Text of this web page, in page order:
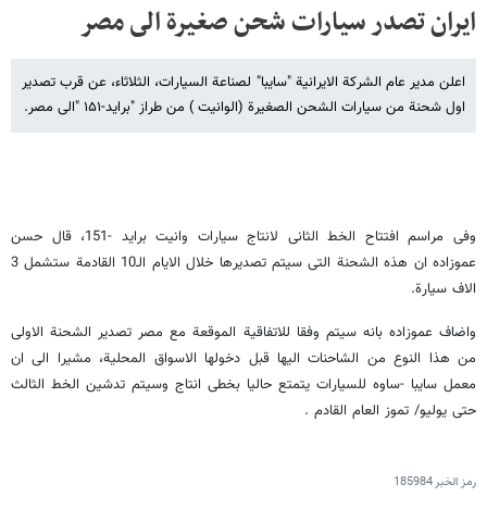
ایران تصدر سیارات شحن صغیرة الى مصر
اعلن مدیر عام الشرکة الایرانیة "سایبا" لصناعة السیارات، الثلاثاء، عن قرب تصدیر
اول شحنة من سیارات الشحن الصغیرة (الوانیت ) من طراز "براید-۱۵۱ "الى مصر.
وفی مراسم افتتاح الخط الثانی لانتاج سیارات وانیت براید -151، قال حسن
عموزاده ان هذه الشحنة التی سیتم تصدیرها خلال الایام الـ10 القادمة ستشمل 3
الاف سیارة.
واضاف عموزاده ‌بانه سیتم وفقا للاتفاقیة الموقعة مع مصر تصدیر الشحنة الاولى
من هذا النوع من الشاحنات الیها قبل دخولها الاسواق المحلیة، مشیرا الى ان
معمل سایبا -ساوه للسیارات یتمتع حالیا بخطی انتاج وسیتم تدشین الخط الثالث
حتى یولیو/ تموز العام القادم .
رمز الخبر185984